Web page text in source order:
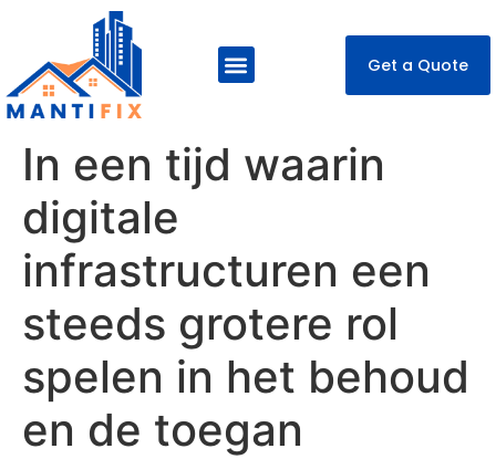
Get a Quote
In een tijd waarin
digitale
infrastructuren een
steeds grotere rol
spelen in het behoud
en de toegan